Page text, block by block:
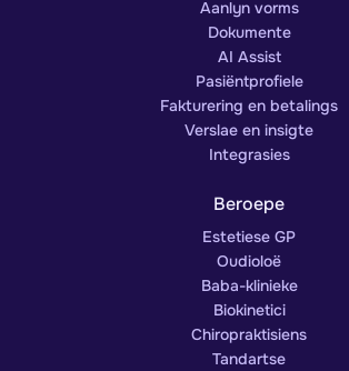
Aanlyn vorms
Dokumente
AI Assist
Pasiëntprofiele
Fakturering en betalings
Verslae en insigte
Integrasies
Beroepe
Estetiese GP
Oudioloë
Baba-klinieke
Biokinetici
Chiropraktisiens
Tandartse